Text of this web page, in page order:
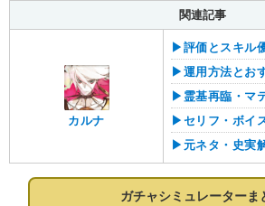
関連記事
カルナ
▶︎評価とスキル
▶︎運用方法とお
▶︎霊基再臨・マ
▶︎セリフ・ボイ
▶︎元ネタ・史実
ガチャシミュレーターま